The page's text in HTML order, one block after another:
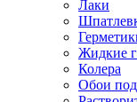
Лаки
Жидкие
Колера
Обои